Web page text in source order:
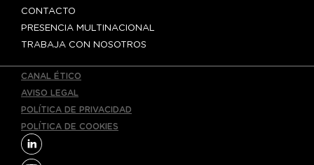
CONTACTO
PRESENCIA MULTINACIONAL
TRABAJA CON NOSOTROS
CANAL ÉTICO
AVISO LEGAL
POLÍTICA DE PRIVACIDAD
POLÍTICA DE COOKIES